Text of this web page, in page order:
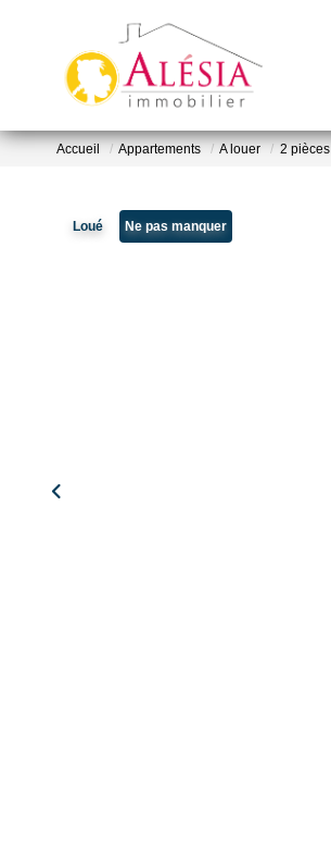
Accueil Appartements A louer 2 pièces
Loué Ne pas manquer